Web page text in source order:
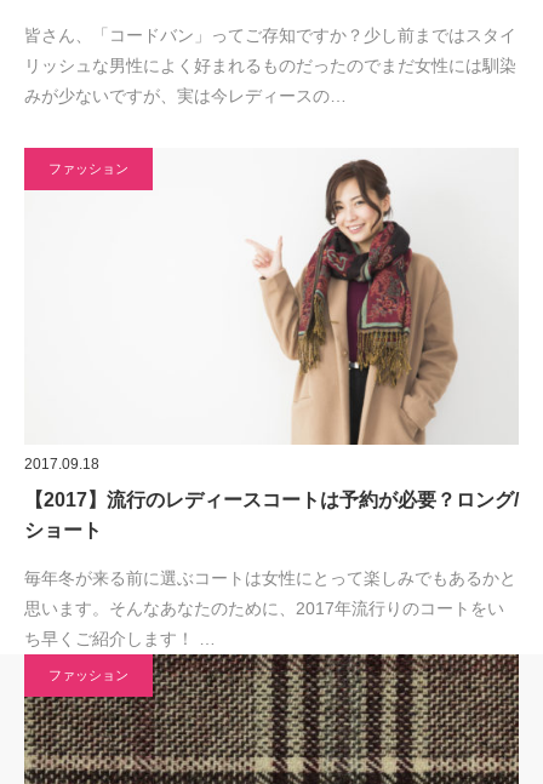
皆さん、「コードバン」ってご存知ですか？少し前まではスタイ
リッシュな男性によく好まれるものだったのでまだ女性には馴染
みが少ないですが、実は今レディースの…
ファッション
2017.09.18
【2017】流行のレディースコートは予約が必要？ロング/
ショート
毎年冬が来る前に選ぶコートは女性にとって楽しみでもあるかと
思います。そんなあなたのために、2017年流行りのコートをい
ち早くご紹介します！ …
ファッション